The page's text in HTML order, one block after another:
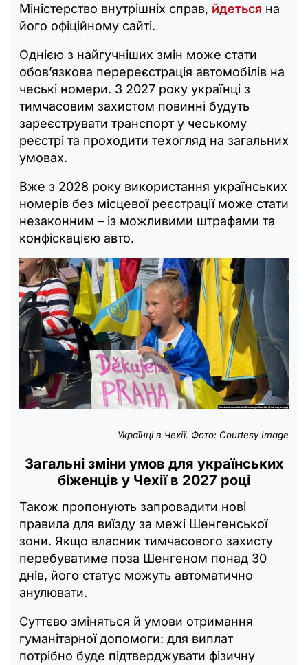
Міністерство внутрішніх справ, йдеться на
його офіційному сайті.
Однією з найгучніших змін може стати
обов’язкова перереєстрація автомобілів на
чеські номери. З 2027 року українці з
тимчасовим захистом повинні будуть
зареєструвати транспорт у чеському
реєстрі та проходити техогляд на загальних
умовах.
Вже з 2028 року використання українських
номерів без місцевої реєстрації може стати
незаконним – із можливими штрафами та
конфіскацією авто.
Українці в Чехії. Фото: Courtesy Image
Загальні зміни умов для українських
біженців у Чехії в 2027 році
Також пропонують запровадити нові
правила для виїзду за межі Шенгенської
зони. Якщо власник тимчасового захисту
перебуватиме поза Шенгеном понад 30
днів, його статус можуть автоматично
анулювати.
Суттєво зміняться й умови отримання
гуманітарної допомоги: для виплат
потрібно буде підтверджувати фізичну